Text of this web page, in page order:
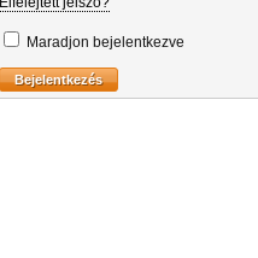
Maradjon bejelentkezve